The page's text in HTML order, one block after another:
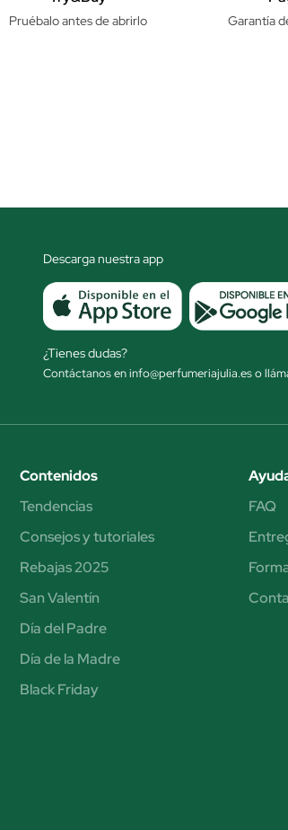
Pruébalo antes de abrirlo Garantía
Descarga nuestra app
¿Tienes dudas?
Contáctanos en info@perfumeriajulia.es o
Contenidos
Tendencias
Consejos y tutoriales
Rebajas 2025
San Valentín
Día del Padre
Día de la Madre
Black Friday
FAQ